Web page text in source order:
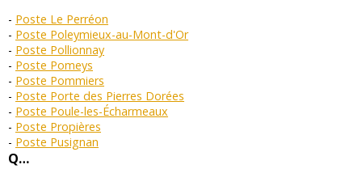
Poste Le Perréon
Poste Poleymieux-au-Mont-d'Or
Poste Pollionnay
Poste Pomeys
Poste Pommiers
Poste Porte des Pierres Dorées
Poste Poule-les-Écharmeaux
Poste Propières
Poste Pusignan
Q…